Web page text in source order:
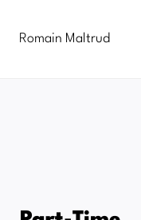
contenuRomain Maltrud